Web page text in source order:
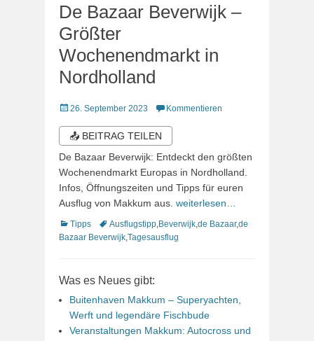
De Bazaar Beverwijk –
Größter
Wochenendmarkt in
Nordholland
Veröffentlicht
26. September 2023 Kommentieren
📤 BEITRAG TEILEN
De Bazaar Beverwijk: Entdeckt den größten
Wochenendmarkt Europas in Nordholland.
Infos, Öffnungszeiten und Tipps für euren
Ausflug von Makkum aus. weiterlesen…
Kategorien
Tipps Schlagworte
Ausflugstipp Beverwijk de Bazaar,de
Bazaar Beverwijk Tagesausflug
Was es Neues gibt:
Buitenhaven Makkum – Superyachten,
Werft und legendäre Fischbude
Veranstaltungen Makkum: Autocross und